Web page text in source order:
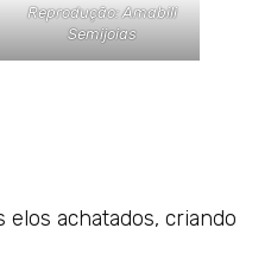
Reprodução: Amabili
Semijoias
achatados, criando